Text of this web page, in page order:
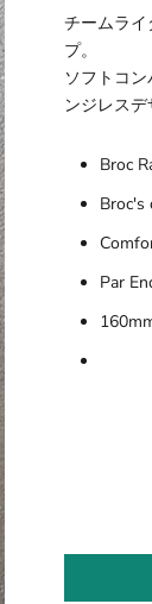
チームライ
プ。
ソフトコ
ンジレスデ
Broc
Broc's
Par